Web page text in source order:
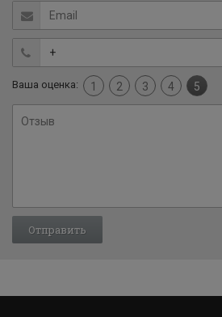
Ваша оценка: 1 2 3 4 5